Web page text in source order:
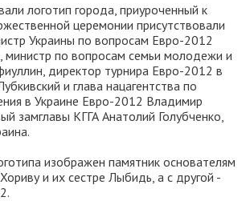
логотип города, приуроченный к
церемонии присутствовали
Украины по вопросам Евро-2012
министр по вопросам семьи молодежи и
директор турнира Евро-2012 в
и глава нацагентства по
в Украине Евро-2012 Владимир
замглавы КГГА Анатолий Голубченко,
изображен памятник основателям
и их сестре Лыбидь, а с другой -